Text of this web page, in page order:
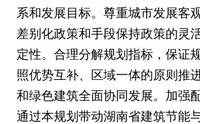
系和发展目标。尊重城市发展客
差别化政策和手段保持政策的灵
定性。合理分解规划指标，保证
照优势互补、区域一体的原则推
和绿色建筑全面协同发展。加强
通过本规划带动湖南省建筑节能